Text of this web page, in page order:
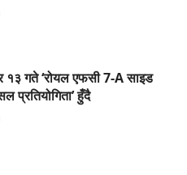
१३ गते ‘रोयल एफसी 7-A साइड
हुँदै